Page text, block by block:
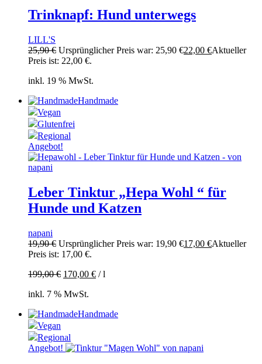
Trinknapf: Hund unterwegs
LILL'S
25,90€ Ursprünglicher Preis war: 25,90 €22,00 €Aktueller
Preis ist: 22,00 €.
inkl. 19 % MwSt.
Handmade
Vegan
Glutenfrei
Regional
Angebot!
Leber Tinktur „Hepa Wohl “ für
Hunde und Katzen
napani
19,90€ Ursprünglicher Preis war: 19,90 €17,00 €Aktueller
Preis ist: 17,00 €.
199,00€ 170,00 € /l
inkl. 7 % MwSt.
Handmade
Vegan
Regional
Angebot!